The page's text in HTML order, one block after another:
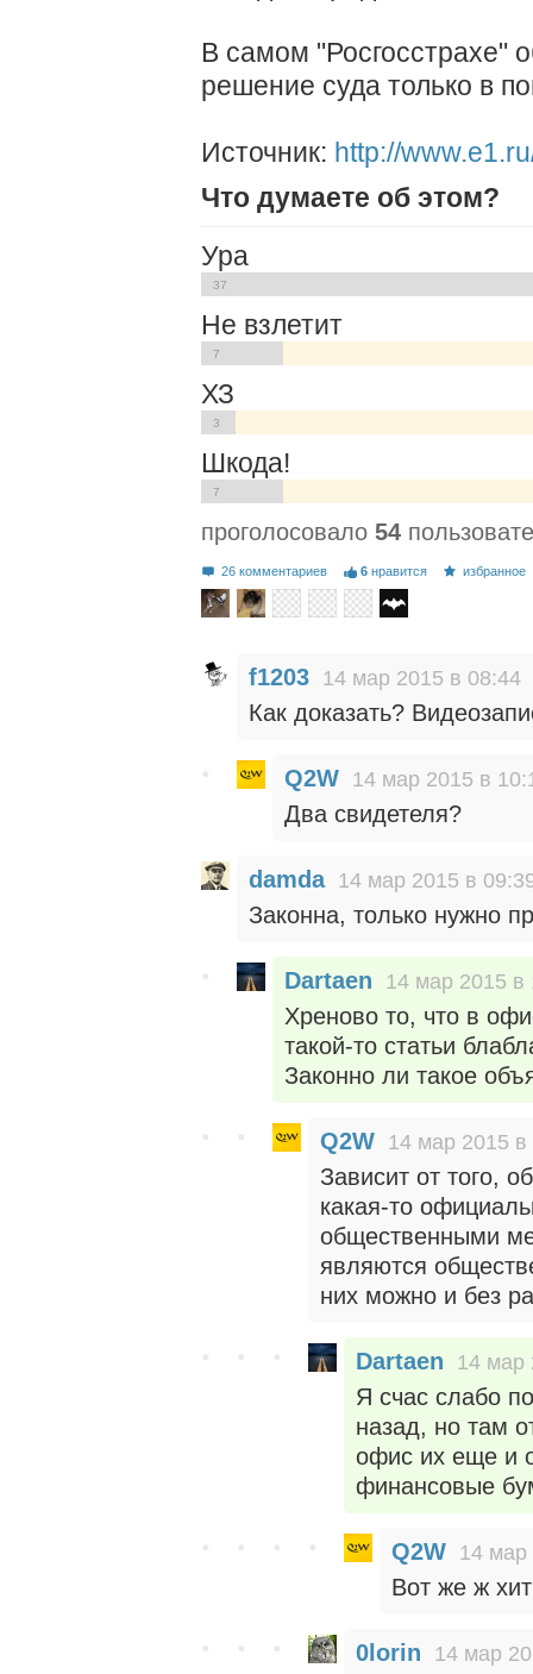
В самом "Росгосстрахе"
решение суда только в
Источник: http://
Что думаете об этом?
Ура
37
Не взлетит
7
ХЗ
3
Шкода!
7
проголосовало 54
26 комментариев 6 нравится избранное
f1203 14 мар 2015 в 08:44
Как доказать?
Q2W 14 мар 2015 в
Два свидетеля?
damda 14 мар 2015 в
Законна, только нужно
Dartaen 14 мар 2015 в
Хреново то, что в
такой-то статьи
Законно ли такое
Q2W 14 мар 2015 в
Зависит от того,
какая-то
общественными
являются
них можно и без
Dartaen 14 мар
Я счас слабо
назад, но там
офис их еще и
финансовые
Q2W 14 мар
Вот же ж
0lorin 14 мар